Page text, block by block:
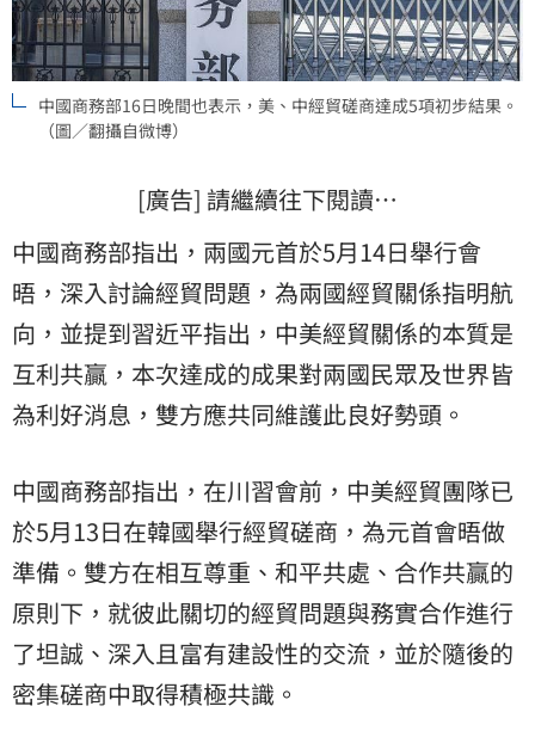
中國商務部16日晚間也表示，美、中經貿磋商達成5項初步結果。
（圖／翻攝自微博）
[廣告] 請繼續往下閱讀…
中國商務部指出，兩國元首於5月14日舉行會
晤，深入討論經貿問題，為兩國經貿關係指明航
向，並提到習近平指出，中美經貿關係的本質是
互利共贏，本次達成的成果對兩國民眾及世界皆
為利好消息，雙方應共同維護此良好勢頭。
中國商務部指出，在川習會前，中美經貿團隊已
於5月13日在韓國舉行經貿磋商，為元首會晤做
準備。雙方在相互尊重、和平共處、合作共贏的
原則下，就彼此關切的經貿問題與務實合作進行
了坦誠、深入且富有建設性的交流，並於隨後的
密集磋商中取得積極共識。